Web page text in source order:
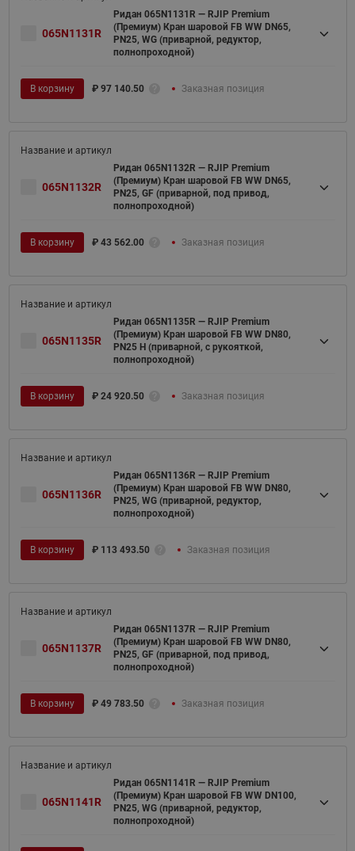
065N1131R
Ридан 065N1131R — RJIP Premium
(Премиум) Кран шаровой FB WW DN65,
PN25, WG (приварной, редуктор,
полнопроходной)
В корзину ₽ 97 140.50 Заказная позиция
065N1132R
Ридан 065N1132R — RJIP Premium
(Премиум) Кран шаровой FB WW DN65,
PN25, GF (приварной, под привод,
полнопроходной)
В корзину ₽ 43 562.00 Заказная позиция
065N1135R
Ридан 065N1135R — RJIP Premium
(Премиум) Кран шаровой FB WW DN80,
PN25 H (приварной, с рукояткой,
полнопроходной)
В корзину ₽ 24 920.50 Заказная позиция
065N1136R
Ридан 065N1136R — RJIP Premium
(Премиум) Кран шаровой FB WW DN80,
PN25, WG (приварной, редуктор,
полнопроходной)
В корзину ₽ 113 493.50 Заказная позиция
065N1137R
Ридан 065N1137R — RJIP Premium
(Премиум) Кран шаровой FB WW DN80,
PN25, GF (приварной, под привод,
полнопроходной)
В корзину ₽ 49 783.50 Заказная позиция
065N1141R
Ридан 065N1141R — RJIP Premium
(Премиум) Кран шаровой FB WW DN100,
PN25, WG (приварной, редуктор,
полнопроходной)